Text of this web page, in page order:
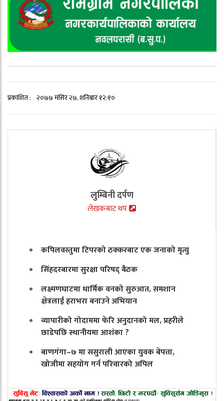
प्रकाशित : २०७७ मंसिर २७, शनिबार १२:१०
लुम्बिनी दर्पण
लेखकबाट थप
कपिलवस्तुमा टिपरको ठक्करबाट एक जनाको मृत्यु
सिंहदरबारमा सुरक्षा परिषद् बैठक
लक्ष्मणघाटमा धार्मिक वनको सुरुआत, समशान
क्षेत्रलाई हराभरा बनाउने अभियान
व्यापारीको गोदाममा फेरि अनुदानको मल, प्रहरीले
छाडेपछि स्थानीयमा आशंका ?
बाणगंगा–७ मा ससुराली आएका युवक बेपत्ता,
खोजीमा सहयोग गर्न परिवारको अपिल